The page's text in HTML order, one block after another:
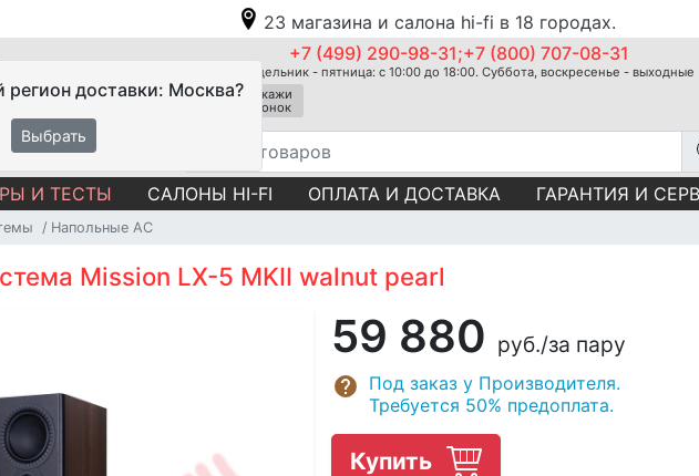
23 магазина и салона hi-fi в 18 городах.
доставки: Москва?
Выбрать
+7 (499) 290-98-31;+7 (800) 707-08-31
Понедельник - пятница: с 10:00 до 18:00. Суббота, воскресенье - выходные
Закажи
звонок
И ТЕСТЫ САЛОНЫ HI-FI ОПЛАТА И ДОСТАВКА ГАРАНТИЯ И
Напольные АС
Mission LX-5 MKII walnut pearl
59 880 руб./за пару
Под заказ у Производителя.
Требуется 50% предоплата.
Купить